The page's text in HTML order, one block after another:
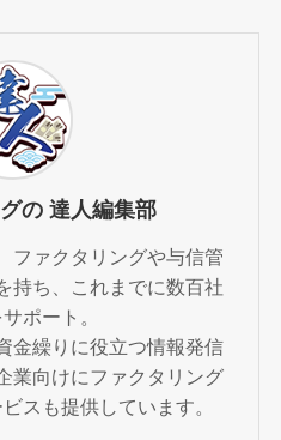
の 達人編集部
ファクタリングや与信管
持ち、これまでに数百社
ポート。
金繰りに役立つ情報発信
業向けにファクタリング
スも提供しています。